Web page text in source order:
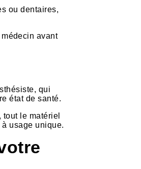
ou dentaires,
avant
qui
état de santé.
le matériel
usage unique.